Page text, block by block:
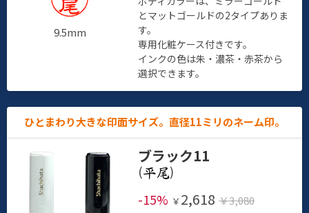
9.5mm
とマットゴールドの2タイプありま
す。
専用化粧ケース付きです。
インクの色は朱・濃茶・赤茶から
選択できます。
ひとまわり大きな印面サイズ。直径11ミリのネーム印。
ブラック11
(
)
-15% ￥ 2,618 ￥3,080